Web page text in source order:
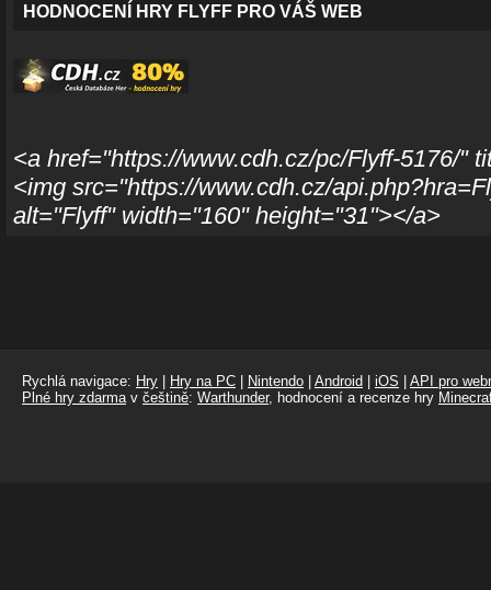
HODNOCENÍ HRY FLYFF PRO VÁŠ WEB
<a href="https://www.cdh.cz/pc/Flyff-5176/"
<img src="https://www.cdh.cz/
alt="Flyff" width="160" height="31"></a>
Rychlá navigace: Hry Hry na PC Nintendo Android iOS
API pro
Plné hry zdarmav češtině: Warthunder, hodnocení a recenze hry